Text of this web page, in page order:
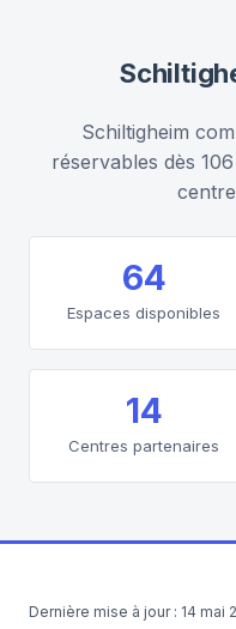
Schiltigheim
réservables dès
64
Espaces disponibles
14
Centres partenaires
Dernière mise à jour : 14 mai